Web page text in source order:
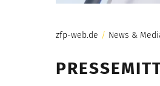
zfp-web.de / News &